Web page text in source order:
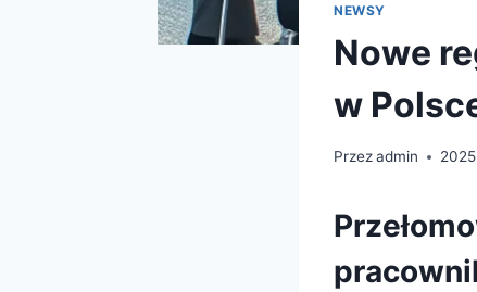
NEWSY
Nowe
w
Przezadmin